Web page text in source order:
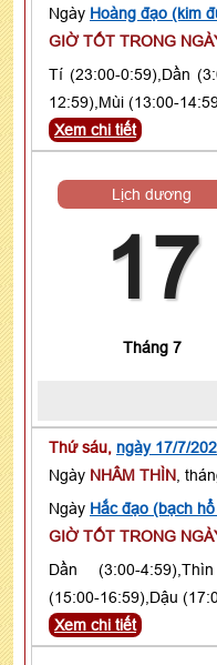
Ngày Hoàng đạo (kim
GIỜ TỐT TRONG
Tí (23:00-0:59),Dần
12:59),Mùi (13:00-
Xem chi tiết
Lịch dương
17
Tháng 7
Thứ sáu, ngày 17/7/
Ngày NHÂM THÌN ,
Ngày Hắc đạo (bạch
GIỜ TỐT TRONG
Dần (3:00-
(15:00-16:59),Dậu
Xem chi tiết